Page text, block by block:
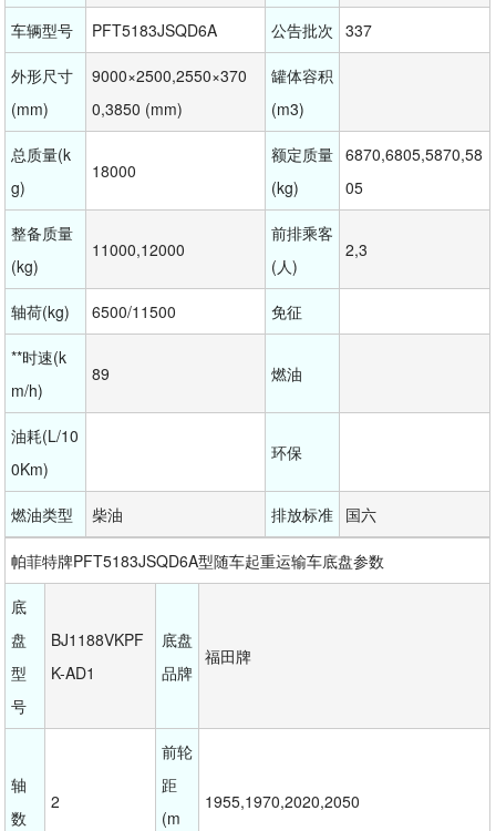
车辆型号 PFT5183JSQD6A 公告批次 337
外形尺寸
(mm)
9000×2500,2550×370
0,3850 (mm)
罐体容积
(m3)
总质量(k
g)
18000
额定质量
(kg)
6870,6805,5870,58
05
整备质量
(kg)
11000,12000
前排乘客
(人)
2,3
轴荷(kg) 6500/11500 免征
**时速(k
m/h)
89 燃油
油耗(L/10
0Km)
环保
燃油类型 柴油 排放标准 国六
帕菲特牌PFT5183JSQD6A型随车起重运输车底盘参数
底
盘
型
号
BJ1188VKPF
K-AD1
底盘
品牌
福田牌
轴
数
2
前轮
距
(m
1955,1970,2020,2050